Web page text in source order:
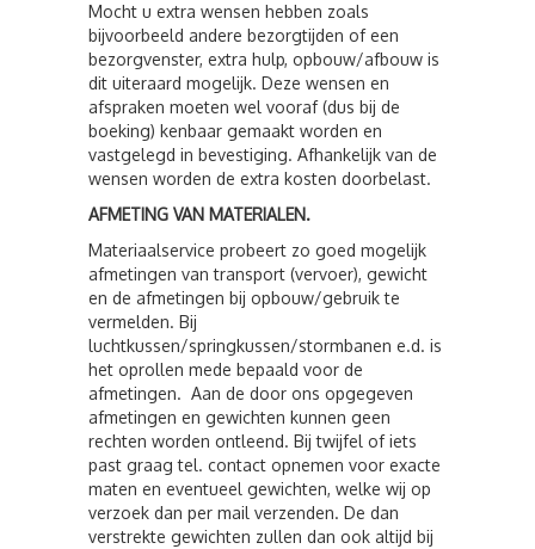
Mocht u extra wensen hebben zoals
bijvoorbeeld andere bezorgtijden of een
bezorgvenster, extra hulp, opbouw/afbouw is
dit uiteraard mogelijk. Deze wensen en
afspraken moeten wel vooraf (dus bij de
boeking) kenbaar gemaakt worden en
vastgelegd in bevestiging. Afhankelijk van de
wensen worden de extra kosten doorbelast.
AFMETING VAN MATERIALEN.
Materiaalservice probeert zo goed mogelijk
afmetingen van transport (vervoer), gewicht
en de afmetingen bij opbouw/gebruik te
vermelden. Bij
luchtkussen/springkussen/stormbanen e.d. is
het oprollen mede bepaald voor de
afmetingen. Aan de door ons opgegeven
afmetingen en gewichten kunnen geen
rechten worden ontleend. Bij twijfel of iets
past graag tel. contact opnemen voor exacte
maten en eventueel gewichten, welke wij op
verzoek dan per mail verzenden. De dan
verstrekte gewichten zullen dan ook altijd bij